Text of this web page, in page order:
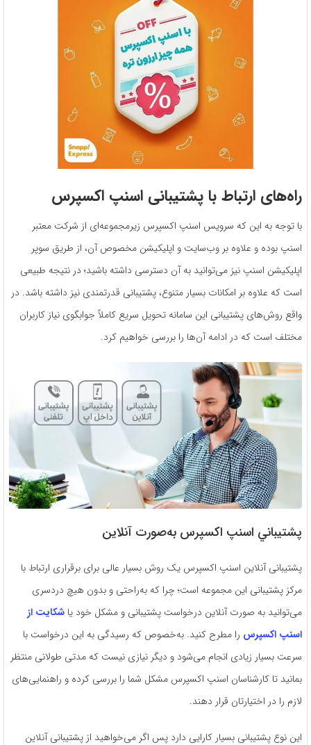
راه‌های ارتباط با پشتیبانی اسنپ اکسپرس
با توجه به این که سرویس اسنپ اکسپرس زیرمجموعه‌ای از شرکت معتبر
اسنپ بوده و علاوه بر وب‌سایت و اپلیکیشن مخصوص آن، از طریق سوپر
اپلیکیشن اسنپ نیز می‌توانید به آن دسترسی داشته باشید؛ در نتیجه طبیعی
است که علاوه بر امکانات بسیار متنوع، پشتیبانی قدرتمندی نیز داشته باشد. در
واقع روش‌های پشتیبانی این سامانه تحویل سریع کاملاً جوابگوی نیاز کاربران
مختلف است که در ادامه آن‌ها را بررسی خواهیم کرد.
پشتيباني اسنپ اكسپرس به‌صورت آنلاین
پشتیبانی آنلاین اسنپ اکسپرس یک روش بسیار عالی برای برقراری ارتباط با
مرکز پشتیبانی این مجموعه است؛ چرا که به‌راحتی و بدون هیچ دردسری
می‌توانید به صورت آنلاین درخواست پشتیبانی و مشکل خود یا شکایت از
اسنپ اکسپرس را مطرح کنید. به‌خصوص که رسیدگی به این درخواست با
سرعت بسیار زیادی انجام می‌شود و دیگر نیازی نیست که مدتی طولانی منتظر
بمانید تا کارشناسان اسنپ اکسپرس مشکل شما را بررسی کرده و راهنمایی‌های
لازم را در اختیارتان قرار دهند.
این نوع پشتیبانی بسیار کارایی دارد پس اگر می‌خواهید از پشتیبانی آنلاین